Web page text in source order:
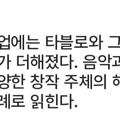
에는 타블로와
더해졌다. 음
한 창작 주체의
로 읽힌다.